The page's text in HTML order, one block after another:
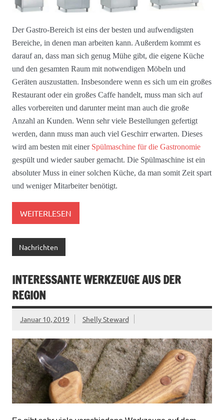
Der Gastro-Bereich ist eins der besten und aufwendigsten
Bereiche, in denen man arbeiten kann. Außerdem kommt es
darauf an, dass man sich genug Mühe gibt, die eigene Küche
und den gesamten Raum mit notwendigen Möbeln und
Geräten auszustatten. Insbesondere wenn es sich um ein großes
Restaurant oder ein großes Caffe handelt, muss man sich auf
alles vorbereiten und darunter meint man auch die große
Anzahl an Kunden. Wenn sehr viele Bestellungen gefertigt
werden, dann muss man auch viel Geschirr erwarten. Dieses
wird am besten mit einer Spülmaschine für die Gastronomie
gespült und wieder sauber gemacht. Die Spülmaschine ist ein
absoluter Muss in einer solchen Küche, da man somit Zeit spart
und weniger Mitarbeiter benötigt.
WEITERLESEN
Nachrichten
INTERESSANTE WERKZEUGE AUS DER
REGION
Januar 10, 2019 Shelly Steward